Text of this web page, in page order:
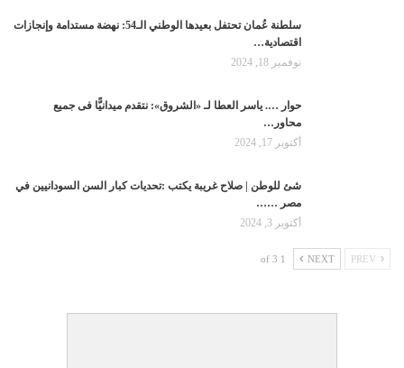
سلطنة عُمان تحتفل بعيدها الوطني الـ54: نهضة مستدامة وإنجازات
اقتصادية…
نوفمبر 18, 2024
حوار …. ياسر العطا لـ «الشروق»: نتقدم ميدانيًّا فى جميع
محاور…
أكتوبر 17, 2024
شئ للوطن | صلاح غريبة يكتب :تحديات كبار السن السودانيين في
مصر ……
أكتوبر 3, 2024
NEXT
1 of 3